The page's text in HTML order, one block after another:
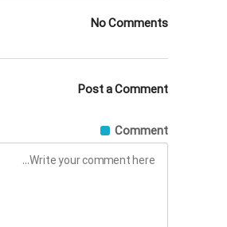
No Comments
Post a Comment
Comment